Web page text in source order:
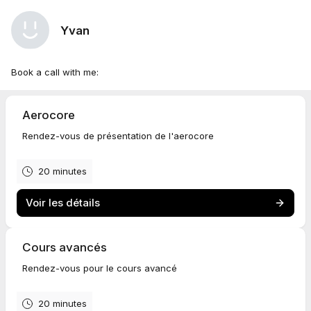
Yvan
Book a call with me:
Aerocore
Rendez-vous de présentation de l'aerocore
20 minutes
Voir les détails
Cours avancés
Rendez-vous pour le cours avancé
20 minutes